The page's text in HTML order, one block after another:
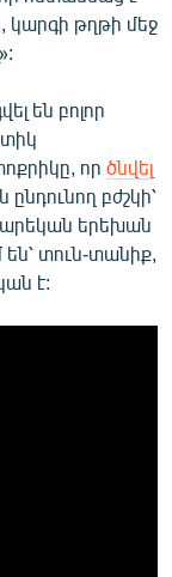
կարգի թղթի մեջ
են բոլոր
որ ծնվել
բժշկի՝
երեխան
տուն-տանիք,
է: